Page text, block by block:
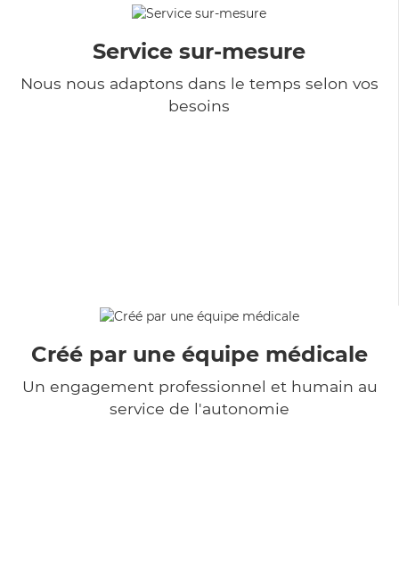
Service sur-mesure
Nous nous adaptons dans le temps selon vos
besoins
Créé par une équipe médicale
Un engagement professionnel et humain au
service de l'autonomie